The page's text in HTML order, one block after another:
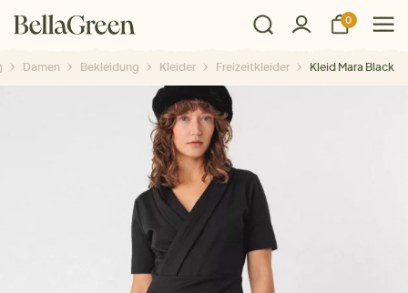
0
Damen Bekleidung Kleider Freizeitkleider Kleid Mara Black